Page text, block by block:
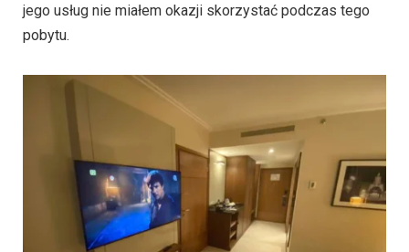
jego usług nie miałem okazji skorzystać podczas tego
pobytu.